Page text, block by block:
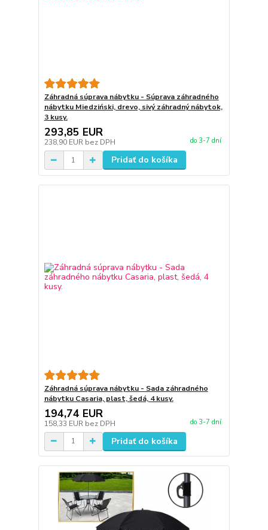
Záhradná súprava nábytku - Súprava záhradného
nábytku Miedziński, drevo, sivý záhradný nábytok,
3 kusy.
293,85 EUR
238,90 EUR bez DPH do 3-7 dní
Pridať do košíka
Záhradná súprava nábytku - Sada záhradného
nábytku Casaria, plast, šedá, 4 kusy.
194,74 EUR
158,33 EUR bez DPH do 3-7 dní
Pridať do košíka